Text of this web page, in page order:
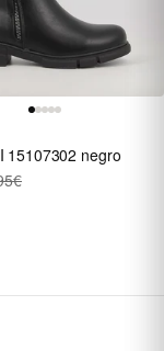
15107302 negro